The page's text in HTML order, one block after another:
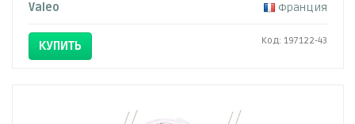
Valeo
Франция
КУПИТЬ Код: 197122-43